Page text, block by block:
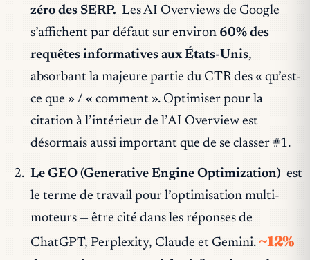
zéro des SERP. Les AI Overviews de Google
s’affichent par défaut sur environ 60% des
requêtes informatives aux États-Unis,
absorbant la majeure partie du CTR des « qu’est-
ce que » / « comment ». Optimiser pour la
citation à l’intérieur de l’AI Overviewest
désormais aussi important que de se classer #1.
Le GEO (Generative Engine Optimization) est
le terme de travail pour l’optimisation multi-
moteurs — être cité dans les réponses de
ChatGPT, Perplexity, Claude et Gemini. ~12%